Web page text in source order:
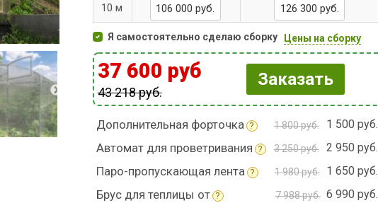
10 м 106 000 руб. 126 300 руб.
Я самостоятельно сделаю сборку Цены на сборку
37 600 руб
43 218 руб.
Заказать
Дополнительная форточка ? 1 800 руб. 1 500 руб.
Автомат для проветривания ? 3 250 руб. 2 950 руб.
Паро-пропускающая лента ? 1 980 руб. 1 650 руб.
Брус для теплицы от ? 7 988 руб. 6 990 руб.